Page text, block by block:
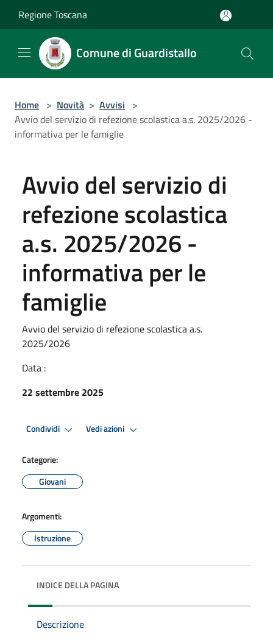
Regione Toscana
Comune di Guardistallo
Home > Novità > Avvisi >
Avvio del servizio di refezione scolastica a.s. 2025/2026 -
informativa per le famiglie
Avvio del servizio di
refezione scolastica
a.s. 2025/2026 -
informativa per le
famiglie
Avvio del servizio di refezione scolastica a.s.
2025/2026
Data :
22 settembre 2025
Condividi Vedi azioni
Categorie:
Giovani
Argomenti:
Istruzione
INDICE DELLA PAGINA
Descrizione